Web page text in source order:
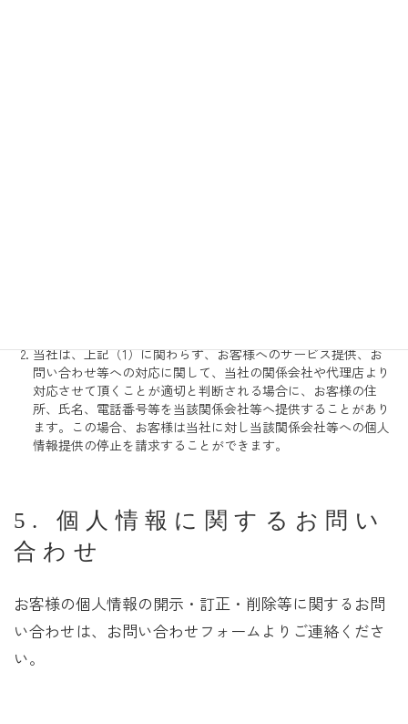
当社は、上記（1）に関わらず、お客様へのサービス提供、お
問い合わせ等への対応に関して、当社の関係会社や代理店より
対応させて頂くことが適切と判断される場合に、お客様の住
所、氏名、電話番号等を当該関係会社等へ提供することがあり
ます。この場合、お客様は当社に対し当該関係会社等への個人
情報提供の停止を請求することができます。
5. 個人情報に関するお問い
合わせ
お客様の個人情報の開示・訂正・削除等に関するお問
い合わせは、お問い合わせフォームよりご連絡くださ
い。